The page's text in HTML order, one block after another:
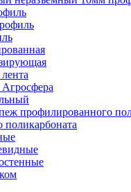
профилированного
поликарбоната